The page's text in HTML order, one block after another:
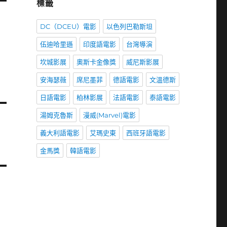
標籤
DC（DCEU）電影 以色列巴勒斯坦
伍迪哈里遜 印度語電影 台灣導演
坎城影展 奧斯卡金像獎 威尼斯影展
安海瑟薇 席尼墨菲 德語電影 文溫德斯
日語電影 柏林影展 法語電影 泰語電影
湯姆克魯斯 漫威(Marvel)電影
義大利語電影 艾瑪史東 西班牙語電影
金馬獎 韓語電影